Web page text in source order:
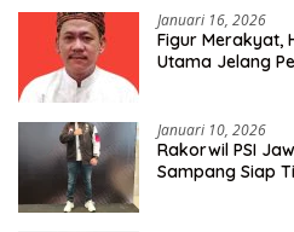
Januari 16, 2026
Figur Merakyat,
Utama Jelang
Januari 10, 2026
Rakorwil PSI
Sampang Siap